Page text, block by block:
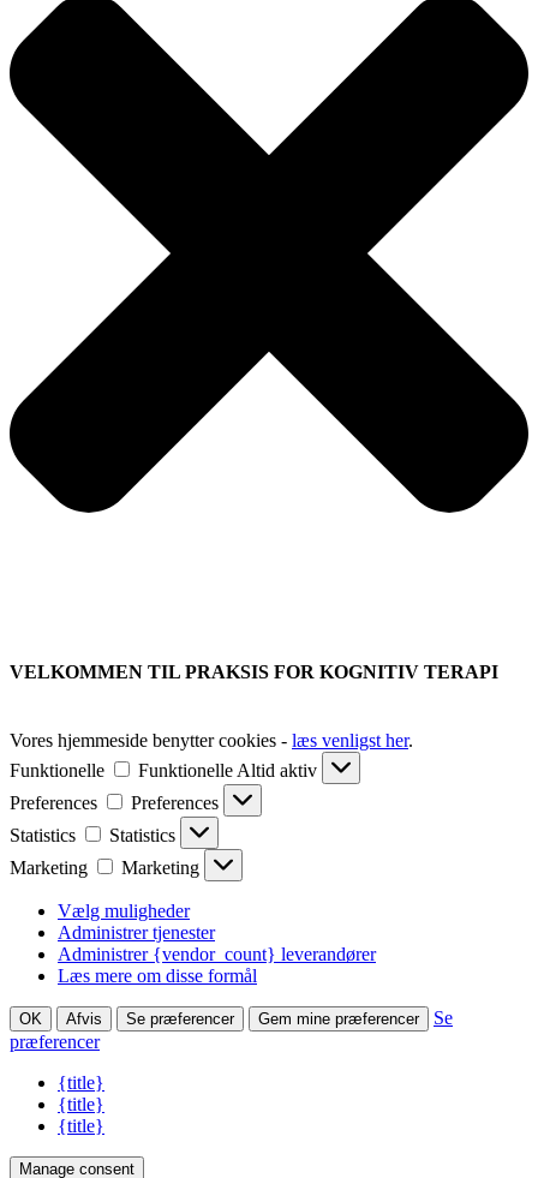
VELKOMMEN TIL PRAKSIS FOR KOGNITIV TERAPI
Vores hjemmeside benytter cookies - læs venligst her.
Funktionelle
Funktionelle Altid aktiv
Preferences
Preferences
Statistics
Statistics
Marketing
Marketing
Vælg muligheder
Administrer tjenester
Administrer {vendor_count} leverandører
Læs mere om disse formål
OK Afvis Se præferencer Gem mine præferencer
Se
præferencer
{title}
{title}
{title}
Manage consent